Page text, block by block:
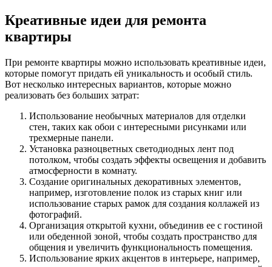
Креативные идеи для ремонта
квартиры
При ремонте квартиры можно использовать креативные идеи,
которые помогут придать ей уникальность и особый стиль.
Вот несколько интересных вариантов, которые можно
реализовать без больших затрат:
Использование необычных материалов для отделки
стен, таких как обои с интересными рисунками или
трехмерные панели.
Установка разноцветных светодиодных лент под
потолком, чтобы создать эффекты освещения и добавить
атмосферности в комнату.
Создание оригинальных декоративных элементов,
например, изготовление полок из старых книг или
использование старых рамок для создания коллажей из
фотографий.
Организация открытой кухни, объединив ее с гостиной
или обеденной зоной, чтобы создать пространство для
общения и увеличить функциональность помещения.
Использование ярких акцентов в интерьере, например,